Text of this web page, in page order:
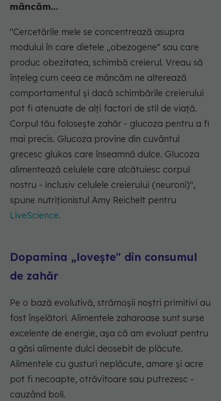
mâncăm...
"Cercetările mele se concentrează asupra
modului în care dietele „obezogene" sau care
produc obezitatea, schimbă creierul. Vreau să
înțeleg cum ceea ce mâncăm ne alterează
comportamentul și dacă schimbările creierului
pot fi atenuate de alți factori de stil de viață.
Corpul tău folosește zahăr - glucoza pentru a fi
mai precis. Glucoza provine din cuvântul
grecesc glukos care înseamnă dulce. Glucoza
alimentează celulele care alcătuiesc corpul
nostru - inclusiv celulele creierului (neuroni)",
spune nutriționistul Amy Reichelt pentru
LiveScience.
Dopamina „lovește" din consumul
de zahăr
Pe o bază evolutivă, strămoșii noștri primitivi au
fost înșelători. Alimentele zaharoase sunt surse
excelente de energie, așa că am evoluat pentru
a găsi alimente dulci deosebit de plăcute.
Alimentele cu gusturi neplăcute, amare și acre
pot fi necoapte, otrăvitoare sau putrezesc -
cauzând boli.